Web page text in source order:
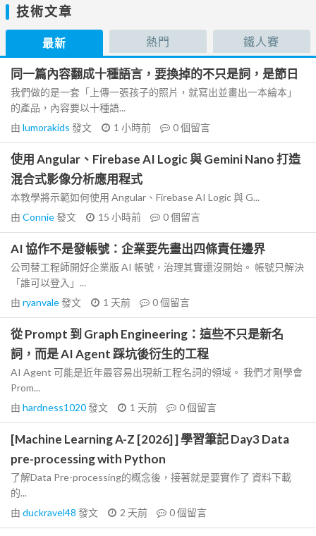
技術文章
最新 熱門 鐵人賽
同一篇內容翻成十種語言，要換掉的不只是詞，是節日
我們做的是一套「上傳一張孩子的照片，就寫出並畫出一本繪本」
的產品，內容要以十種語...
由 lumorakids 發文 1 小時前 0個留言
使用 Angular、Firebase AI Logic 與 Gemini Nano 打造
混合式影像分析應用程式
本教學將示範如何使用 Angular、Firebase AI Logic 與 G...
由 Connie發文 15 小時前 0個留言
AI 協作不是發帳號：企業要先畫出四條責任邊界
公司替工程師開好企業版 AI 帳號，治理其實還沒開始。 帳號只解決
「誰可以登入」...
由 ryanvale發文 1 天前 0個留言
從 Prompt 到 Graph Engineering：這些不只是新名
詞，而是 AI Agent 踩坑後衍生的工程
AI Agent 可能是近年最容易出現新工程名詞的領域。 我們才剛學會
Prom...
由 hardness1020發文 1 天前 0個留言
[Machine Learning A-Z [2026] ] 學習筆記 Day3 Data
pre-processing with Python
了解Data Pre-processing的概念後，接著就是要實作了 資料下載
的...
由 duckravel48 發文 2 天前 0個留言